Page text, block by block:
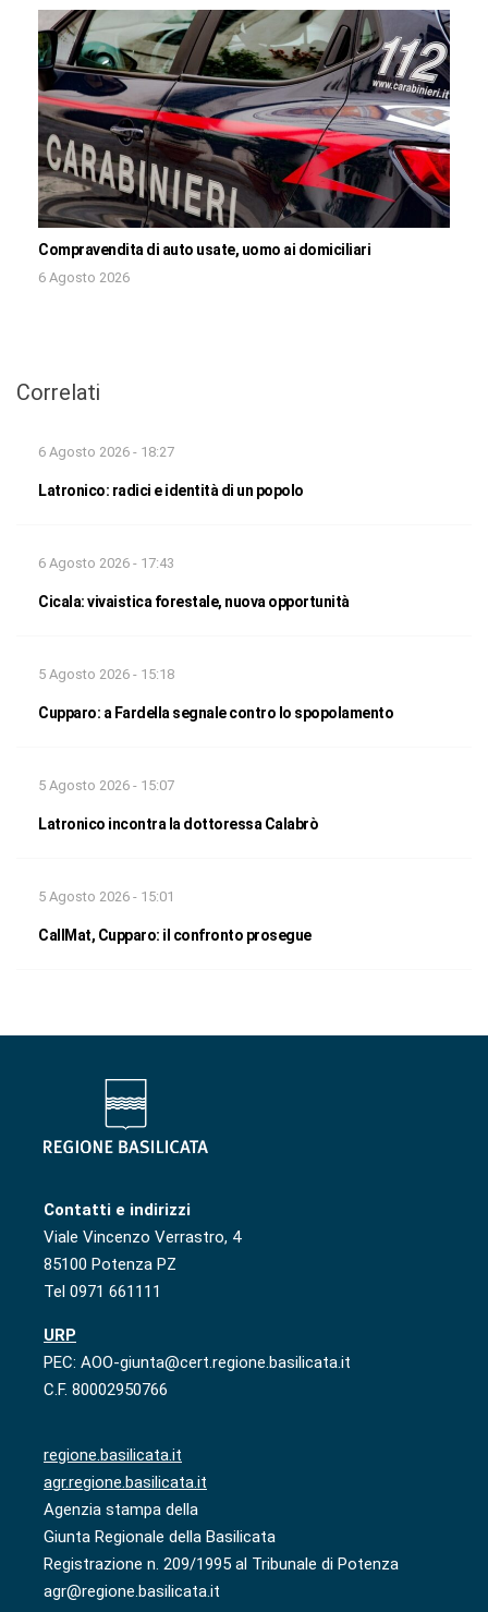
Compravendita di auto usate, uomo ai domiciliari
6 Agosto 2026
Correlati
6 Agosto 2026 - 18:27
Latronico: radici e identità di un popolo
6 Agosto 2026 - 17:43
Cicala: vivaistica forestale, nuova opportunità
5 Agosto 2026 - 15:18
Cupparo: a Fardella segnale contro lo spopolamento
5 Agosto 2026 - 15:07
Latronico incontra la dottoressa Calabrò
5 Agosto 2026 - 15:01
CallMat, Cupparo: il confronto prosegue
Contatti e indirizzi
Viale Vincenzo Verrastro, 4
85100 Potenza PZ
Tel 0971 661111
URP
PEC: AOO-giunta@cert.regione.basilicata.it
C.F. 80002950766
regione.basilicata.it
agr.regione.basilicata.it
Agenzia stampa della
Giunta Regionale della Basilicata
Registrazione n. 209/1995 al Tribunale di Potenza
agr@regione.basilicata.it